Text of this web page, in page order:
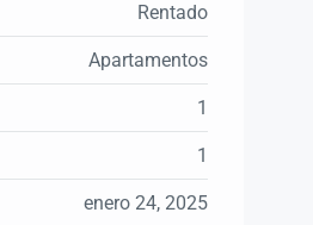
Rentado
Apartamentos
1
1
enero 24, 2025